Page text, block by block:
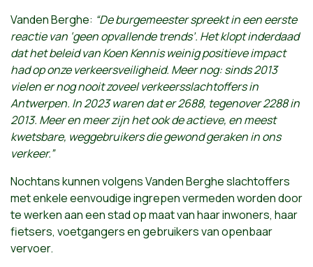
Vanden Berghe: “De burgemeester spreekt in een eerste
reactie van ‘geen opvallende trends’. Het klopt inderdaad
dat het beleid van Koen Kennis weinig positieve impact
had op onze verkeersveiligheid. Meer nog: sinds 2013
vielen er nog nooit zoveel verkeersslachtoffers in
Antwerpen. In 2023 waren dat er 2688, tegenover 2288 in
2013. Meer en meer zijn het ook de actieve, en meest
kwetsbare, weggebruikers die gewond geraken in ons
verkeer.”
Nochtans kunnen volgens Vanden Berghe slachtoffers
met enkele eenvoudige ingrepen vermeden worden door
te werken aan een stad op maat van haar inwoners, haar
fietsers, voetgangers en gebruikers van openbaar
vervoer.